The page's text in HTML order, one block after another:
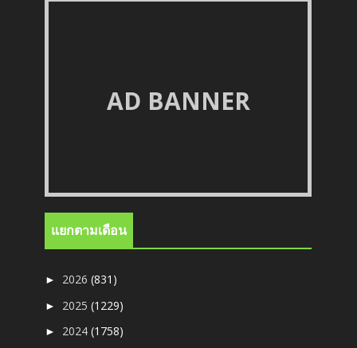
AD BANNER
แยกตามเดือน
► 2026(831)
► 2025(1229)
► 2024(1758)